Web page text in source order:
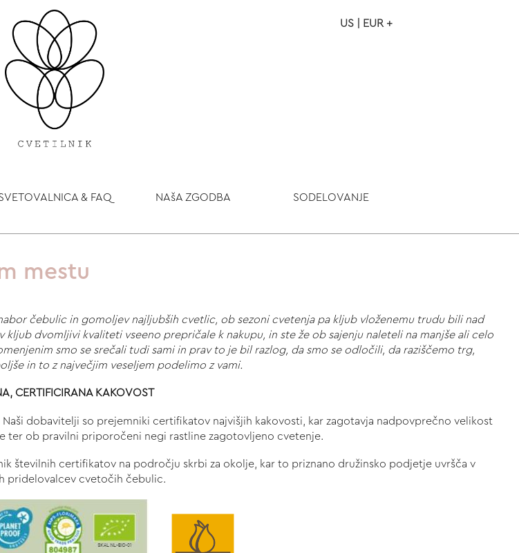
US | EUR +
& FAQ NAšA ZGODBA SODELOVANJE
mestu
čebulic in gomoljev najljubših cvetlic, ob sezoni cvetenja pa kljub vloženemu trudu bili nad
dvomljivi kvaliteti vseeno prepričale k nakupu, in ste že ob sajenju naleteli na manjše ali celo
smo se srečali tudi sami in prav to je bil razlog, da smo se odločili, da raziščemo trg,
in to z največjim veseljem podelimo z vami.
CERTIFICIRANA KAKOVOST
dobavitelji so prejemniki certifikatov najvišjih kakovosti, kar zagotavja nadpovprečno velikost
ter ob pravilni priporočeni negi rastline zagotovljeno cvetenje.
številnih certifikatov na področju skrbi za okolje, kar to priznano družinsko podjetje uvršča v
pridelovalcev cvetočih čebulic.